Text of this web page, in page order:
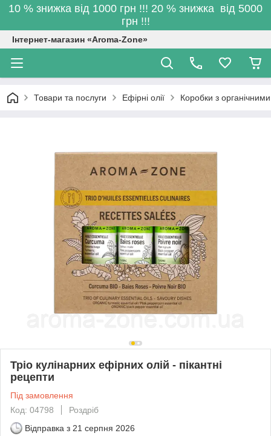
10 % знижка від 1000 грн !!! 20 % знижка від 5000
грн !!!
Інтернет-магазин «Aroma-Zone»
Товари та послуги Ефірні олії Коробки з
Тріо кулінарних ефірних олій - пікантні
рецепти
Під замовлення
Код: 04798
Роздріб
Відправка з 21 серпня 2026